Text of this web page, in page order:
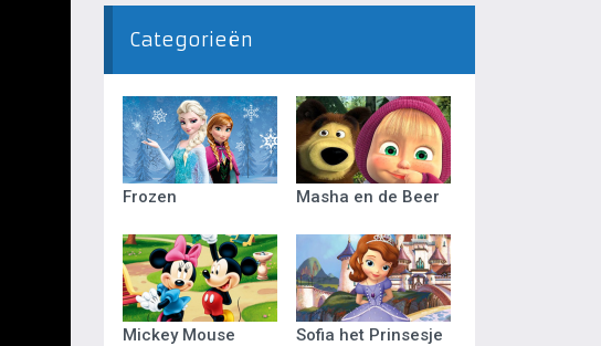
Categorieën
Frozen Masha en de Beer
Mickey Mouse Sofia het Prinsesje